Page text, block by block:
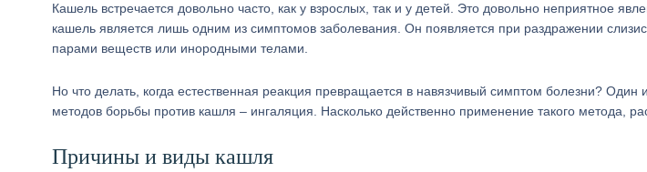
Кашель встречается довольно часто, как у взрослых, так и у детей. Это довольно неприятное
кашель является лишь одним из симптомов заболевания. Он появляется при раздражении
парами веществ или инородными телами.
Но что делать, когда естественная реакция превращается в навязчивый симптом болезни? Один
методов борьбы против кашля – ингаляция. Насколько действенно применение такого метода,
Причины и виды кашля